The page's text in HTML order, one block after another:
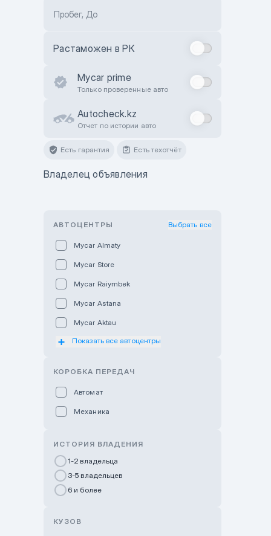
Пробег, До
Растаможен в РК
Mycar prime
Только проверенные авто
Autocheck.kz
Отчет по истории авто
Есть гарантия Есть техотчёт
Владелец объявления
АВТОЦЕНТРЫ Выбрать все
Mycar Almaty
Mycar Store
Mycar Raiymbek
Mycar Astana
Mycar Aktau
Mycar Uralsk
GWM Nurly Zhol
Chery Astana
Показать все автоцентры
КОРОБКА ПЕРЕДАЧ
Автомат
Механика
ИСТОРИЯ ВЛАДЕНИЯ
1-2 владельца
3-5 владельцев
6 и более
КУЗОВ